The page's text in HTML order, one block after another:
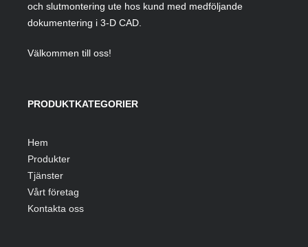
och slutmontering ute hos kund med medföljande
dokumentering i 3-D CAD.
Välkommen till oss!
PRODUKTKATEGORIER
Hem
Produkter
Tjänster
Vårt företag
Kontakta oss